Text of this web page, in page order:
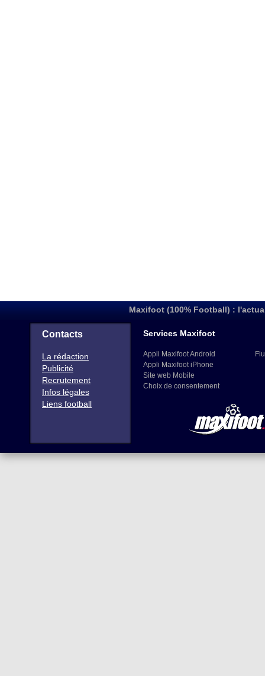
Maxifoot (100% Football) :
Contacts
La rédaction
Publicité
Recrutement
Infos légales
Liens football
Services Maxifoot
Appli Maxifoot Android
Appli Maxifoot iPhone
Site web Mobile
Choix de consentement